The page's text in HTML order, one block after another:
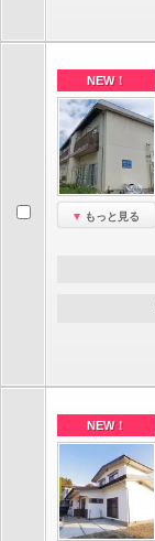
NEW！
もっと見る
NEW！